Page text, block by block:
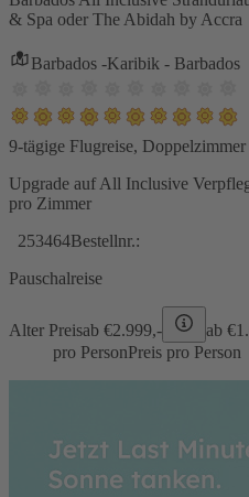
& Spa oder The Abidah by Accra
Barbados -Karibik - Barbados
9-tägige Flugreise,
Upgrade auf All Inclusive
pro Zimmer
253464Bestellnr.:
Pauschalreise
Alter Preisab €2.999,- ab €
pro PersonPreis pro Person